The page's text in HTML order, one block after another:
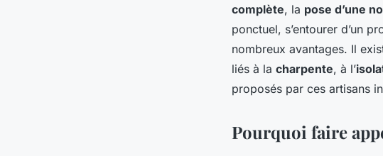
pour bien choisir et
10 min de lecture
complète, la pose d’une
ponctuel, s’entourer d’un
nombreux avantages. Il
liés à la charpente, à l’
proposés par ces artisans
Pourquoi faire